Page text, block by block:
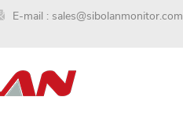
E-mail : sales@sibolanmonitor.com